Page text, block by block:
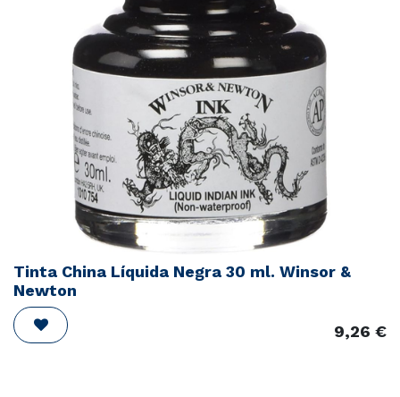
Tinta China Líquida Negra 30 ml. Winsor &
Newton
9,26 €